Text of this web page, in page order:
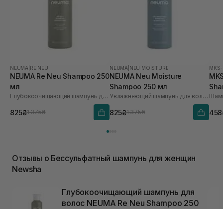
NEUMA RE NEU
NEUMA Re Neu Shampoo 250
мл
Глубокоочищающий шампунь для волос
825₴1 375₴
NEUMA NEU MOISTURE
NEUMA Neu Moisture
Shampoo 250 мл
Увлажняющий шампунь для волос
825₴1 375₴
Отзывы о Бессульфатный шампунь для женщин
Newsha
Глубокоочищающий шампунь для
волос NEUMA Re Neu Shampoo 250